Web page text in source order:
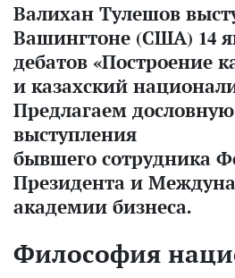
Валихан Тулешов
Вашингтоне (США) 14
дебатов «Построение
и казахский
Предлагаем
выступления
бывшего сотрудника
Президента и
академии бизнеса.
Философия